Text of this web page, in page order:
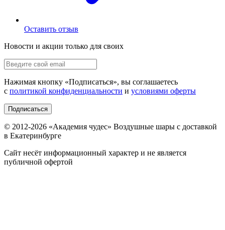
Оставить отзыв
Новости и акции только для своих
Нажимая кнопку «Подписаться», вы соглашаетесь
с политикой конфиденциальности и условиями оферты
Подписаться
© 2012-2026 «Академия чудес» Воздушные шары с доставкой
в Екатеринбурге
Сайт несёт информационный характер и не является
публичной офертой